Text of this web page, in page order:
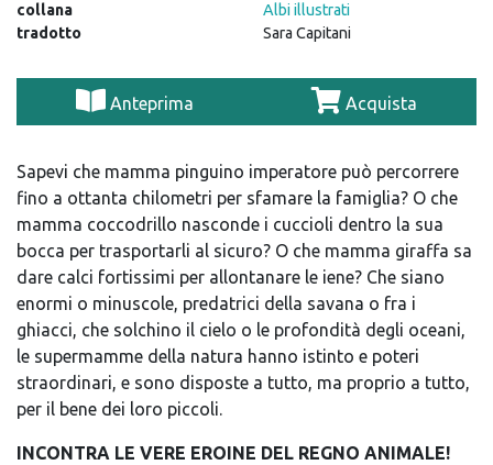
collana
Albi illustrati
tradotto
Sara Capitani
Anteprima Acquista
Sapevi che mamma pinguino imperatore può percorrere
fino a ottanta chilometri per sfamare la famiglia? O che
mamma coccodrillo nasconde i cuccioli dentro la sua
bocca per trasportarli al sicuro? O che mamma giraffa sa
dare calci fortissimi per allontanare le iene? Che siano
enormi o minuscole, predatrici della savana o fra i
ghiacci, che solchino il cielo o le profondità degli oceani,
le supermamme della natura hanno istinto e poteri
straordinari, e sono disposte a tutto, ma proprio a tutto,
per il bene dei loro piccoli.
INCONTRA LE VERE EROINE DEL REGNO ANIMALE!